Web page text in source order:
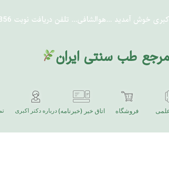
خوش آمدید ...هوالشافی... تلفن دریافت نوبت 91302356-021
مرجع طب سنتی ایران
فروشگاه اتاق خبر (خبرنامه) درباره دکتر اکبری